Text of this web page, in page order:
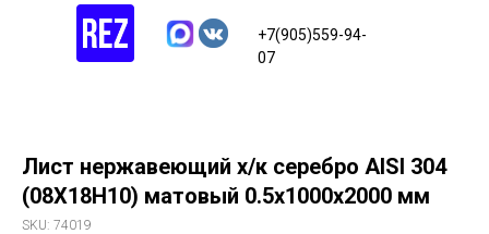
+7(905)559-94-
07
Лист нержавеющий х/к серебро AISI 304
(08Х18Н10) матовый 0.5х1000х2000 мм
SKU: 74019